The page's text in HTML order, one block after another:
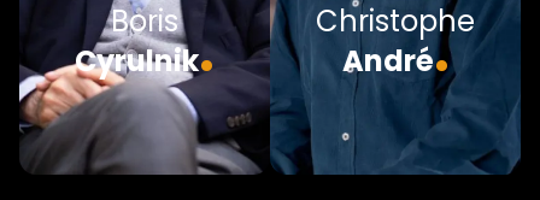
Boris
Cyrulnik.
Christophe
André.